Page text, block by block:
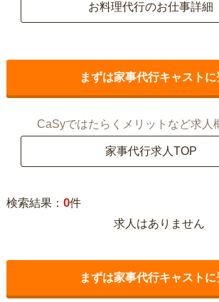
お料理代行のお仕事詳細
まずは家事代行キャストに
CaSyではたらくメリットなど求人
家事代行求人TOP
検索結果： 0件
求人はありません
まずは家事代行キャストに